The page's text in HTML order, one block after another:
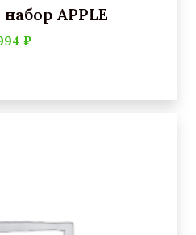
APPLE
₽